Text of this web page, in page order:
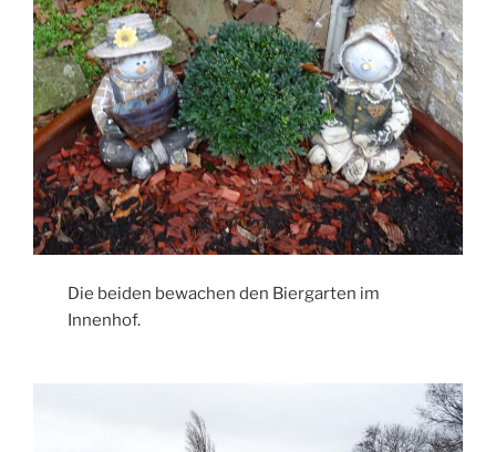
Die beiden bewachen den Biergarten im
Innenhof.